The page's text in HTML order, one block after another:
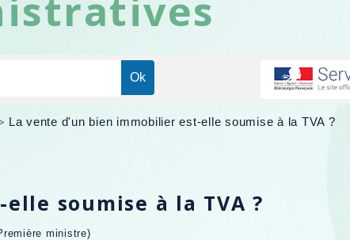
> La vente d'un bien immobilier est-elle soumise à la TVA ?
soumise à la TVA ?
ministre)